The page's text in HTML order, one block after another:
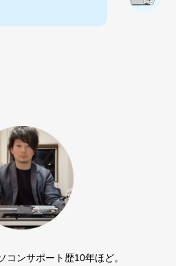
ンサポート歴10年ほど。